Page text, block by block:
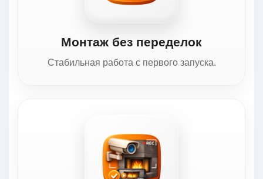
Монтаж без переделок
Стабильная работа с первого запуска.